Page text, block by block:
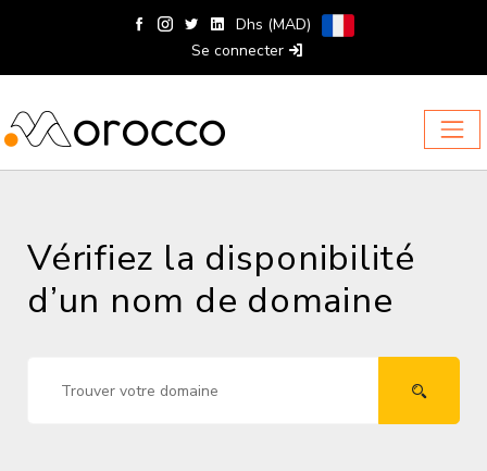
Dhs (MAD)
Se connecter
Vérifiez la disponibilité
d’un nom de domaine